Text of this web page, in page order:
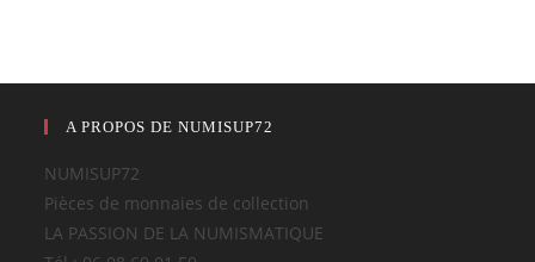
A PROPOS DE NUMISUP72
NUMISUP72
Pièces de monnaies de collection
LA PASSION DE LA NUMISMATIQUE